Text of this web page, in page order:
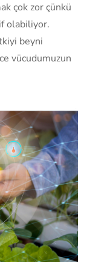
çok zor çünkü
olabiliyor.
beyni
vücudumuzun